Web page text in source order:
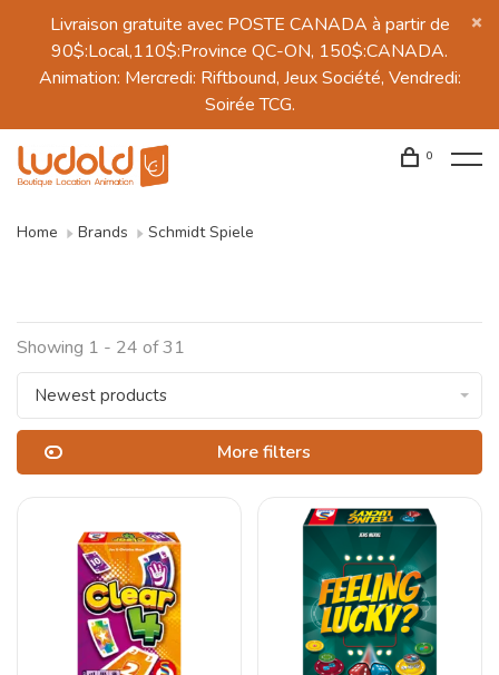
Livraison gratuite avec POSTE CANADA à partir de
90$:Local,110$:Province QC-ON, 150$:CANADA.
Animation: Mercredi: Riftbound, Jeux Société, Vendredi:
Soirée TCG.
0
Home Brands Schmidt Spiele
Showing 1 - 24 of 31
Newest products
More filters